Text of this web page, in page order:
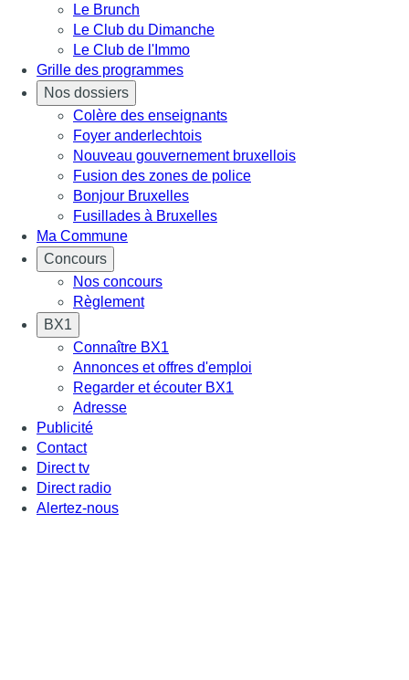
Le Brunch
Le Club du Dimanche
Le Club de l'Immo
Grille des programmes
Nos dossiers
Colère des enseignants
Foyer anderlechtois
Nouveau gouvernement bruxellois
Fusion des zones de police
Bonjour Bruxelles
Fusillades à Bruxelles
Ma Commune
Concours
Nos concours
Règlement
BX1
Connaître BX1
Annonces et offres d'emploi
Regarder et écouter BX1
Adresse
Publicité
Contact
Direct tv
Direct radio
Alertez-nous